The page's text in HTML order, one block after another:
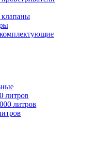
литров
литров